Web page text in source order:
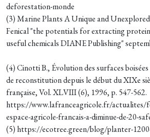
deforestation-monde
(3) Marine Plants A Unique and
Fenical "the potentials for extracting
useful chemicals DIANE Publishing"
(4) Cinotti B., Évolution des surfaces
de reconstitution depuis le début du XIXe
française, Vol. XLVIII (6), 1996, p. 547-562.
https://www.lafranceagricole.fr/actualites/
espace-agricole-francais-a-diminue-de-20-
(5) https://ecotree.green/blog/planter-